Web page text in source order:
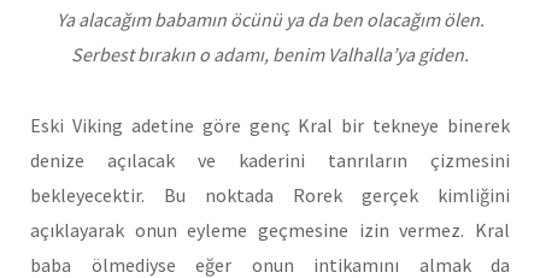
Ya alacağım babamın öcünü ya da ben olacağım ölen.
Serbest bırakın o adamı, benim Valhalla’ya giden.
Eski Viking adetine göre genç Kral bir tekneye binerek
denize açılacak ve kaderini tanrıların çizmesini
bekleyecektir. Bu noktada Rorek gerçek kimliğini
açıklayarak onun eyleme geçmesine izin vermez. Kral
baba ölmediyse eğer onun intikamını almak da